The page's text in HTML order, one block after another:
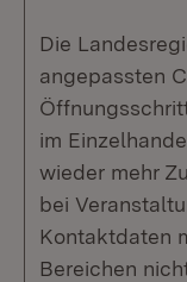
Die
angepassten
im
wieder mehr
bei
Kontaktdaten
Bereichen